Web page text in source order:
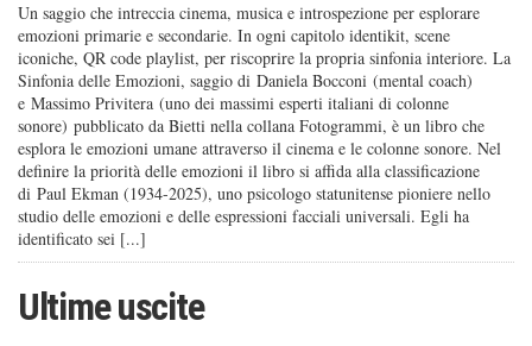
Un saggio che intreccia cinema, musica e introspezione per esplorare
emozioni primarie e secondarie. In ogni capitolo identikit, scene
iconiche, QR code playlist, per riscoprire la propria sinfonia interiore. La
Sinfonia delle Emozioni, saggio di Daniela Bocconi (mental coach)
e Massimo Privitera (uno dei massimi esperti italiani di colonne
sonore) pubblicato da Bietti nella collana Fotogrammi, è un libro che
esplora le emozioni umane attraverso il cinema e le colonne sonore. Nel
definire la priorità delle emozioni il libro si affida alla classificazione
di Paul Ekman (1934-2025), uno psicologo statunitense pioniere nello
studio delle emozioni e delle espressioni facciali universali. Egli ha
identificato sei [...]
Ultime uscite